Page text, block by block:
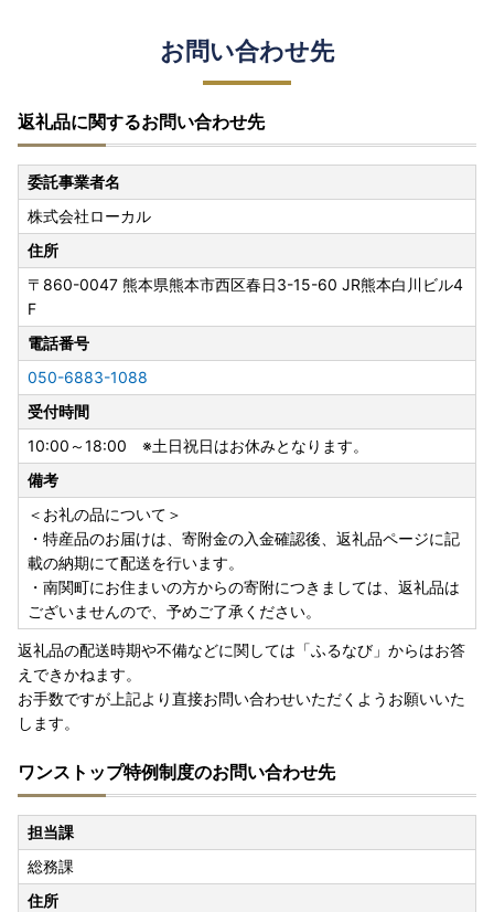
お問い合わせ先
返礼品に関するお問い合わせ先
委託事業者名
株式会社ローカル
住所
〒860-0047 熊本県熊本市西区春日3-15-60 JR熊本白川ビル4
F
電話番号
050-6883-1088
受付時間
10:00～18:00 ※土日祝日はお休みとなります。
備考
＜お礼の品について＞
・特産品のお届けは、寄附金の入金確認後、返礼品ページに記
載の納期にて配送を行います。
・南関町にお住まいの方からの寄附につきましては、返礼品は
ございませんので、予めご了承ください。
返礼品の配送時期や不備などに関しては「ふるなび」からはお答
えできかねます。
お手数ですが上記より直接お問い合わせいただくようお願いいた
します。
ワンストップ特例制度のお問い合わせ先
担当課
総務課
住所